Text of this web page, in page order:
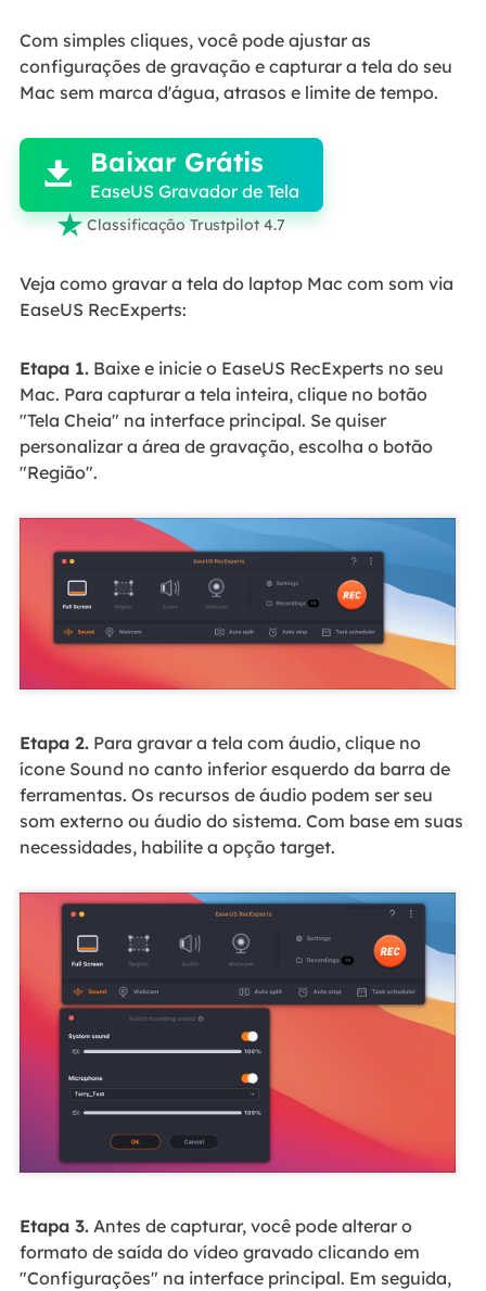
Com simples cliques, você pode ajustar as
configurações de gravação e capturar a tela do seu
Mac sem marca d'água, atrasos e limite de tempo.

 Baixar Grátis
EaseUS Gravador de Tela
 Classificação Trustpilot 4.7
Veja como gravar a tela do laptop Mac com som via
EaseUS RecExperts:
Etapa 1.Baixe e inicie o EaseUS RecExperts no seu
Mac. Para capturar a tela inteira, clique no botão
"Tela Cheia" na interface principal. Se quiser
personalizar a área de gravação, escolha o botão
"Região".
Etapa 2.Para gravar a tela com áudio, clique no
ícone Sound no canto inferior esquerdo da barra de
ferramentas. Os recursos de áudio podem ser seu
som externo ou áudio do sistema. Com base em suas
necessidades, habilite a opção target.
Etapa 3.Antes de capturar, você pode alterar o
formato de saída do vídeo gravado clicando em
"Configurações" na interface principal. Em seguida,